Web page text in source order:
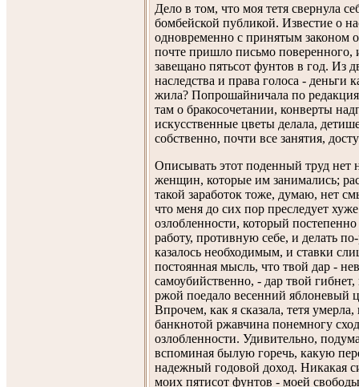
Дело в том, что моя тетя свернула
бомбейской публикой. Известие о
одновременно с принятым законом
почте пришло письмо поверенного,
завещано пятьсот фунтов в год. Из
наследства и права голоса - деньги
жила? Попрошайничала по
там о бракосочетании, конверты
искусственные цветы делала,
собственно, почти все занятия,
Описывать этот поденный труд нет
женщин, которые им занимались;
такой заработок тоже, думаю, нет
что меня до сих пор преследует
озлобленности, который
работу, противную себе, и делать
казалось необходимым, и ставки
постоянная мысль, что твой дар -
самоубийственно, - дар твой
ржой поедало весенний яблоневый
Впрочем, как я сказала, тетя
банкнотой ржавчина понемногу
озлобленности. Удивительно,
вспоминая былую горечь, какую
надежный годовой доход. Никакая
моих пятисот фунтов - моей